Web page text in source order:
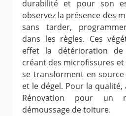
durabilité et pour son
observez la présence des
sans tarder,
dans les règles. Ces
effet la détérioration
créant des microfissures
se transforment en
et le dégel. Pour la qualité,
Rénovation pour un
démoussage de toiture.